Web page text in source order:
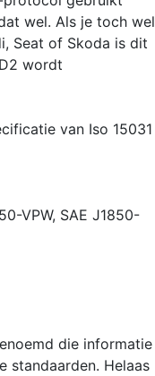
wel. Als je toch wel
Seat of Skoda is dit
wordt
van Iso 15031
VPW, SAE J1850-
die informatie
standaarden. Helaas